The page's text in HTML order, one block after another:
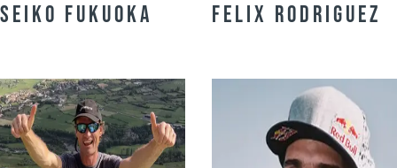
Seiko Fukuoka Felix Rodriguez